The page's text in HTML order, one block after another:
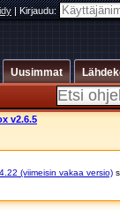
|Kirjaudu:
Uusimmat
v2.6.5
(viimeisin vakaa versio)